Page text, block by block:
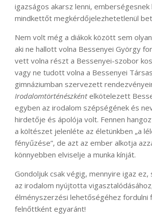
igazságos akarsz lenni, emberségesnek
mindkettőt megkérdőjelezhetetlenül
Nem volt még a diákok között sem
aki ne hallott volna Bessenyei György
vett volna részt a Bessenyei-szobor
vagy ne tudott volna a Bessenyei
gimnáziumban szervezett
Irodalomtörténészkéntelkötelezett
egyben az irodalom szépségének és
hirdetője és ápolója volt. Fennen
a költészet jelenléte az életünkben „a
fényűzése”, de azt az ember alkotja
könnyebben elviselje a munka kínját.
Gondoljuk csak végig, mennyire igaz ez,
az irodalom nyújtotta
élményszerzési lehetőségéhez fordulni
felnőttként egyaránt!